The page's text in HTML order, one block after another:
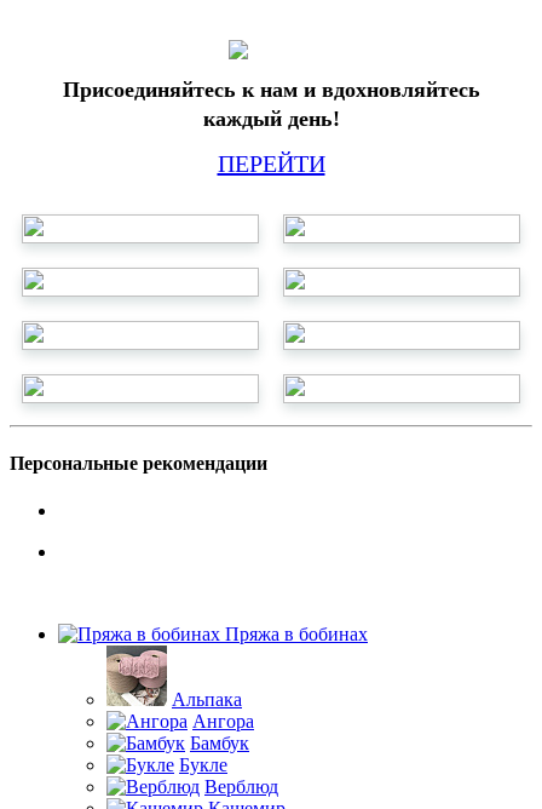
Присоединяйтесь к нам и вдохновляйтесь
каждый день!
ПЕРЕЙТИ
Персональные рекомендации
Пряжа в бобинах
Альпака
Ангора
Бамбук
Букле
Верблюд